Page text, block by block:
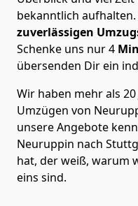
bekanntlich
zuverlässigen
Schenke uns nur4
übersenden Dir ein
Wir haben mehr als 20
Umzügen von
unsere Angebote
Neuruppin nach
hat, der weiß, warum
eins sind.